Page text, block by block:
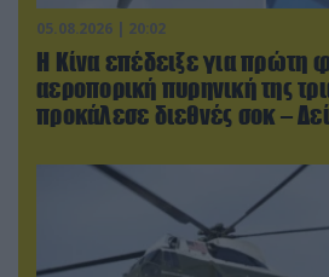
05.08.2026 | 20:02
Η Κίνα επέδειξε για πρώτη
αεροπορική πυρηνική της
προκάλεσε διεθνές σοκ –